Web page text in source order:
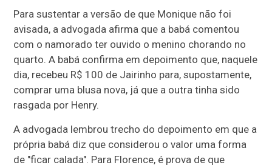
Para sustentar a versão de que Monique não foi
avisada, a advogada afirma que a babá comentou
com o namorado ter ouvido o menino chorando no
quarto. A babá confirma em depoimento que, naquele
dia, recebeu R$ 100 de Jairinho para, supostamente,
comprar uma blusa nova, já que a outra tinha sido
rasgada por Henry.
A advogada lembrou trecho do depoimento em que a
própria babá diz que considerou o valor uma forma
de "ficar calada". Para Florence, é prova de que